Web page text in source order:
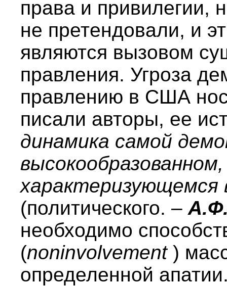
права и привилегии,
не претендовали, и
являются вызовом
правления. Угроза
правлению в США
писали авторы, ее
динамика самой
характеризующемся
(политического. –
необходимо
(noninvolvement)
определенной